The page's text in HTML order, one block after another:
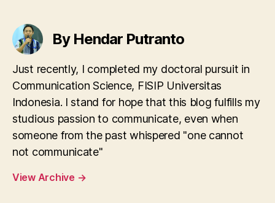
By Hendar Putranto
Just recently, I completed my doctoral pursuit in
Communication Science, FISIP Universitas
Indonesia. I stand for hope that this blog fulfills my
studious passion to communicate, even when
someone from the past whispered "one cannot
not communicate"
View Archive →